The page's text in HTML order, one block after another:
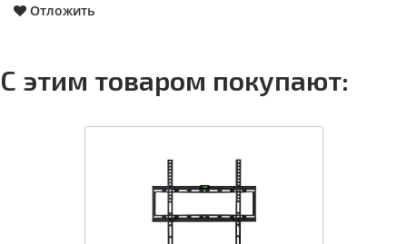
Отложить
С этим товаром покупают: